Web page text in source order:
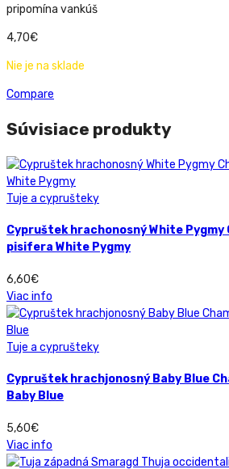
pripomína vankúš
4,70€
Nie je na sklade
Compare
Súvisiace produkty
Tuje a cyprušteky
Cypruštek hrachonosný White Pygmy
pisifera White Pygmy
6,60€
Viac info
Tuje a cyprušteky
Cypruštek hrachjonosný Baby Blue
Baby Blue
5,60€
Viac info